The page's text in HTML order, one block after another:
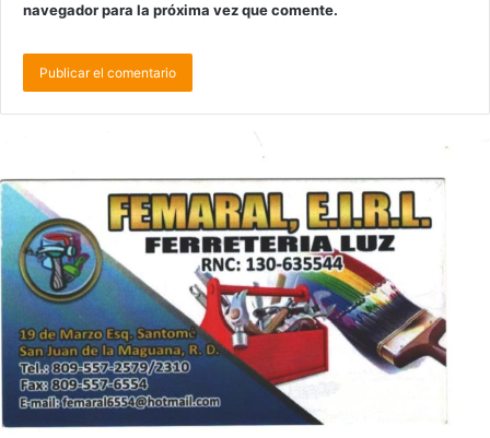
navegador para la próxima vez que comente.